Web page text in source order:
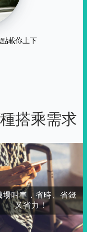
載你上下
搭乘需求
場叫車，省時、省錢
又省力！